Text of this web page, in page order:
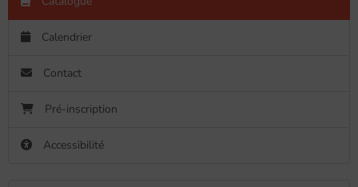
Calendrier
Contact
Pré-inscription
Accessibilité